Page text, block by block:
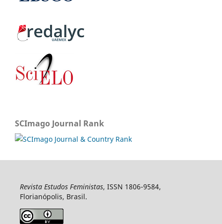
SCImago Journal Rank
Revista Estudos Feministas, ISSN 1806-9584,
Florianópolis, Brasil.